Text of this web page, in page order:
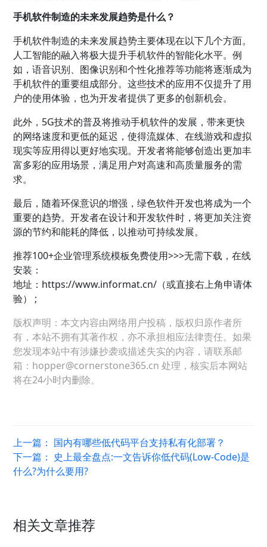
手机软件制造的未来发展趋势是什么？
手机软件制造的未来发展趋势主要体现在以下几个方面。
人工智能的融入将极大提升手机软件的智能化水平。例
如，语音识别、图像识别和个性化推荐等功能将逐渐成为
手机软件的重要组成部分。这些技术的应用不仅提升了用
户的使用体验，也为开发者提供了更多的创新机会。
此外，5G技术的普及将推动手机软件的发展，带来更快
的网络速度和更低的延迟，使得流媒体、在线游戏和虚拟
现实等应用得以更好地实现。开发者将能够创造出更加丰
富多彩的应用场景，满足用户对高速和高质量服务的需
求。
最后，随着环保意识的增强，绿色软件开发也将成为一个
重要的趋势。开发者在设计和开发软件时，将更加关注资
源的节约和能耗的降低，以推动可持续发展。
推荐100+企业管理系统模板免费使用>>>无需下载，在线
安装：
地址： https://www.informat.cn/（或直接右上角申请体
验） ;
版权声明：本文内容由网络用户投稿，版权归原作者所
有，本站不拥有其著作权，亦不承担相应法律责任。如果
您发现本站中有涉嫌抄袭或描述失实的内容，请联系邮
箱：hopper@cornerstone365.cn 处理，核实后本网站
将在24小时内删除。
上一篇： 国内有哪些低代码平台支持私有化部署？
下一篇： 史上最全盘点:一文告诉你低代码(Low-Code)是
什么?为什么要用?
相关文章推荐